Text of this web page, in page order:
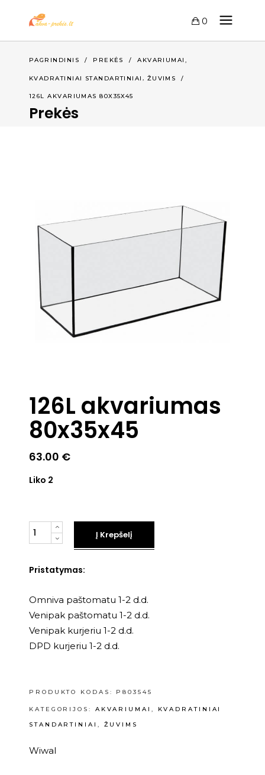
0
PAGRINDINIS / PREKĖS /AKVARIUMAI ,
KVADRATINIAI STANDARTINIAI , ŽUVIMS /
126L AKVARIUMAS 80X35X45
Prekės
126L akvariumas
80x35x45
63.00 €
Liko 2
Kiekis
Į Krepšelį
Pristatymas:
Omniva paštomatu 1-2 d.d.
Venipak paštomatu 1-2 d.d.
Venipak kurjeriu 1-2 d.d.
DPD kurjeriu 1-2 d.d.
PRODUKTO KODAS: P803545
KATEGORIJOS: AKVARIUMAI ,
KVADRATINIAI
STANDARTINIAI , ŽUVIMS
Wiwal